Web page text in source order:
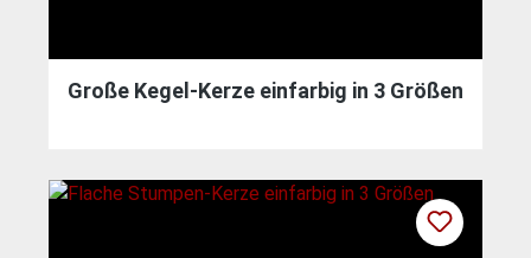
Große Kegel-Kerze einfarbig in 3 Größen